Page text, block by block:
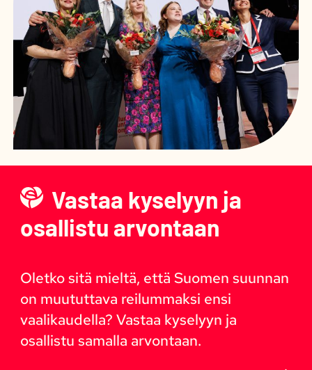
Vastaa kyselyyn ja
osallistu arvontaan
Oletko sitä mieltä, että Suomen suunnan
on muututtava reilummaksi ensi
vaalikaudella? Vastaa kyselyyn ja
osallistu samalla arvontaan.